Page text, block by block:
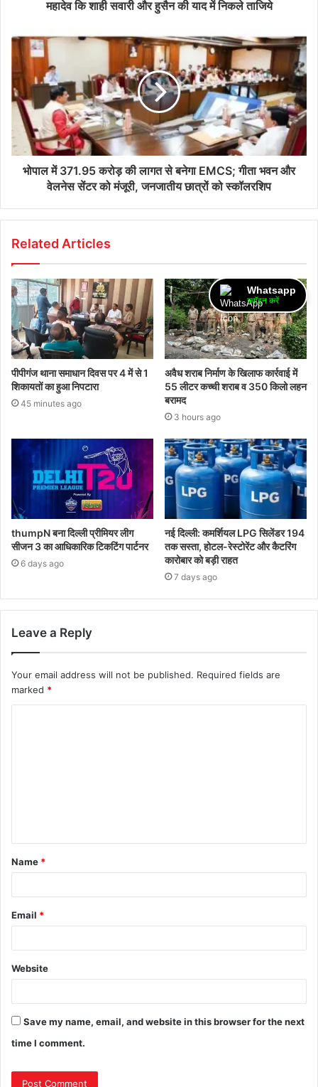
महादेव कि शाही सवारी और हुसैन की याद में निकले ताजिये
भोपाल में 371.95 करोड़ की लागत से बनेगा EMCS; गीता भवन और
वेलनेस सेंटर को मंजूरी, जनजातीय छात्रों को स्कॉलरशिप
Related Articles
पीपीगंज थाना समाधान दिवस पर 4 में से 1
शिकायतों का हुआ निपटारा
45 minutes ago
अवैध शराब निर्माण के खिलाफ कार्रवाई में
55 लीटर कच्ची शराब व 350 किलो लहन
बरामद
3 hours ago
thumpN बना दिल्ली प्रीमियर लीग
सीजन 3 का आधिकारिक टिकटिंग पार्टनर
6 days ago
नई दिल्ली: कमर्शियल LPG सिलेंडर 194
तक सस्ता, होटल-रेस्टोरेंट और कैटरिंग
कारोबार को बड़ी राहत
7 days ago
Leave a Reply
Your email address will not be published. Required fields are
marked *
Name *
Email *
Website
Save my name, email, and website in this browser for the next
time I comment.
Whatsapp
ज्वॉइन करें